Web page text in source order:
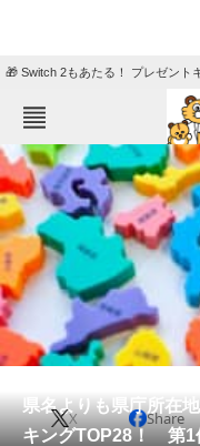
🎁 Switch 2もあたる！ プレゼント
ねとらぼメニュー
TOP
エンタメ
グルメ
住まい
動物
会員記事
県名よりも県庁所在
キングTOP28！ 第1
X Share